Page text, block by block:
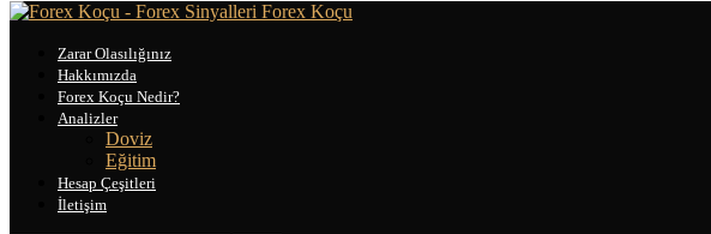
Forex Koçu
Zarar Olasılığınız
Hakkımızda
Forex Koçu Nedir?
Analizler
Doviz
Eğitim
Hesap Çeşitleri
İletişim